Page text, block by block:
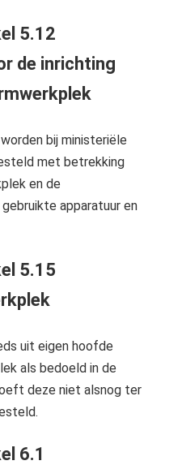
5.12
de inrichting
bij ministeriële
met betrekking
en de
apparatuur en
5.15
uit eigen hoofde
als bedoeld in de
deze niet alsnog ter
6.1